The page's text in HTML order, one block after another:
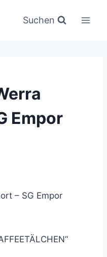
Suchen
Empor
– SG Empor